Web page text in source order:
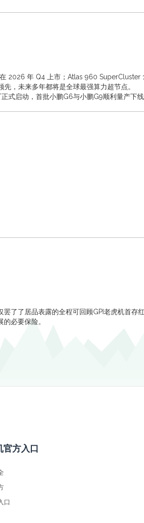
2026 年 Q4 上市；Atlas 960 SuperCluster
，未来多年都将是全球最强算力超节点。
启动，首批小鹏G6与小鹏G9顺利量产下
了了居品表露的全程可回顾GPI老虎机首
必要保险。
官方入口
口